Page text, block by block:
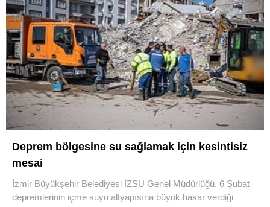
Deprem bölgesine su sağlamak için kesintisiz
mesai
İzmir Büyükşehir Belediyesi İZSU Genel Müdürlüğü, 6 Şubat
depremlerinin içme suyu altyapısına büyük hasar verdiği